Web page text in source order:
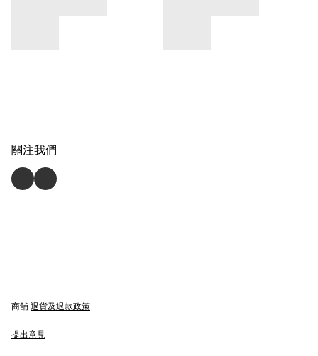
關注我們
商舖 退貨及退款政策
提出意見